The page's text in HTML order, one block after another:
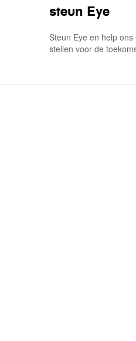
steun Eye
Steun Eye en help
stellen voor de